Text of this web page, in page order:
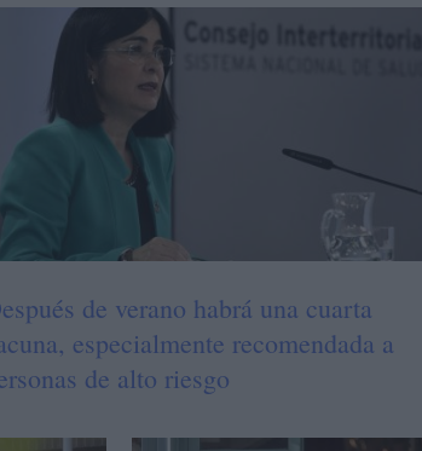
de verano habrá una cuarta
especialmente recomendada a
de alto riesgo